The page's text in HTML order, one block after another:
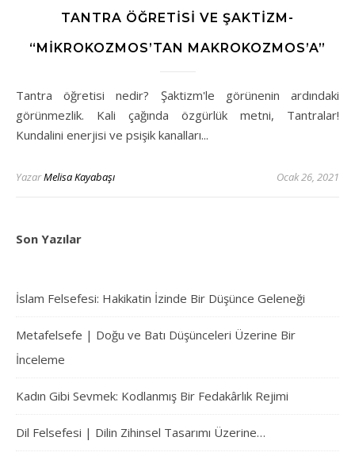
TANTRA ÖĞRETISI VE ŞAKTIZM-
“MIKROKOZMOS’TAN MAKROKOZMOS’A”
Tantra öğretisi nedir? Şaktizm'le görünenin ardındaki
görünmezlik. Kali çağında özgürlük metni, Tantralar!
Kundalini enerjisi ve psişik kanalları...
YazarMelisa Kayabaşı Ocak 26, 2021
Son Yazılar
İslam Felsefesi: Hakikatin İzinde Bir Düşünce Geleneği
Metafelsefe | Doğu ve Batı Düşünceleri Üzerine Bir
İnceleme
Kadın Gibi Sevmek: Kodlanmış Bir Fedakârlık Rejimi
Dil Felsefesi | Dilin Zihinsel Tasarımı Üzerine…